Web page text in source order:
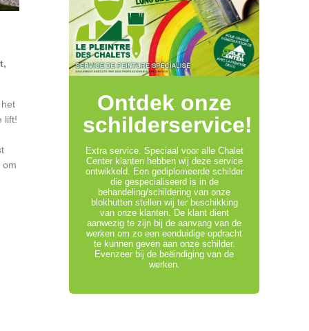
lift!
om
Ontdek onze
schilderservice!
Extra service. Speciaal voor alle Chalet
Center klanten hebben wij deze service
ontwikkeld. Een gediplomeerde schilder
die gespecialiseerd is in de
behandeling/schildering van onze
blokhutten stellen wij ter beschikking
van onze klanten. De klant dient
aanwezig te zijn bij de aanvang van de
werken om zo een eenduidige opdracht
te kunnen geven aan onze schilder.
Evenzeer bij de beëindiging van de
werken.